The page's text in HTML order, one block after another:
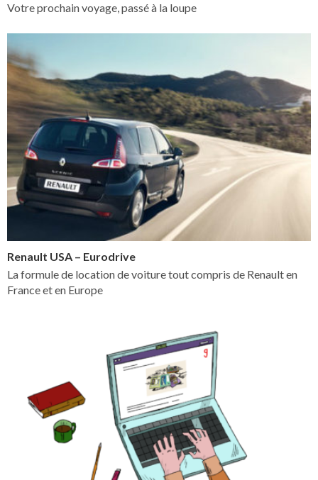
Votre prochain voyage, passé à la loupe
Renault USA – Eurodrive
La formule de location de voiture tout compris de Renault en
France et en Europe